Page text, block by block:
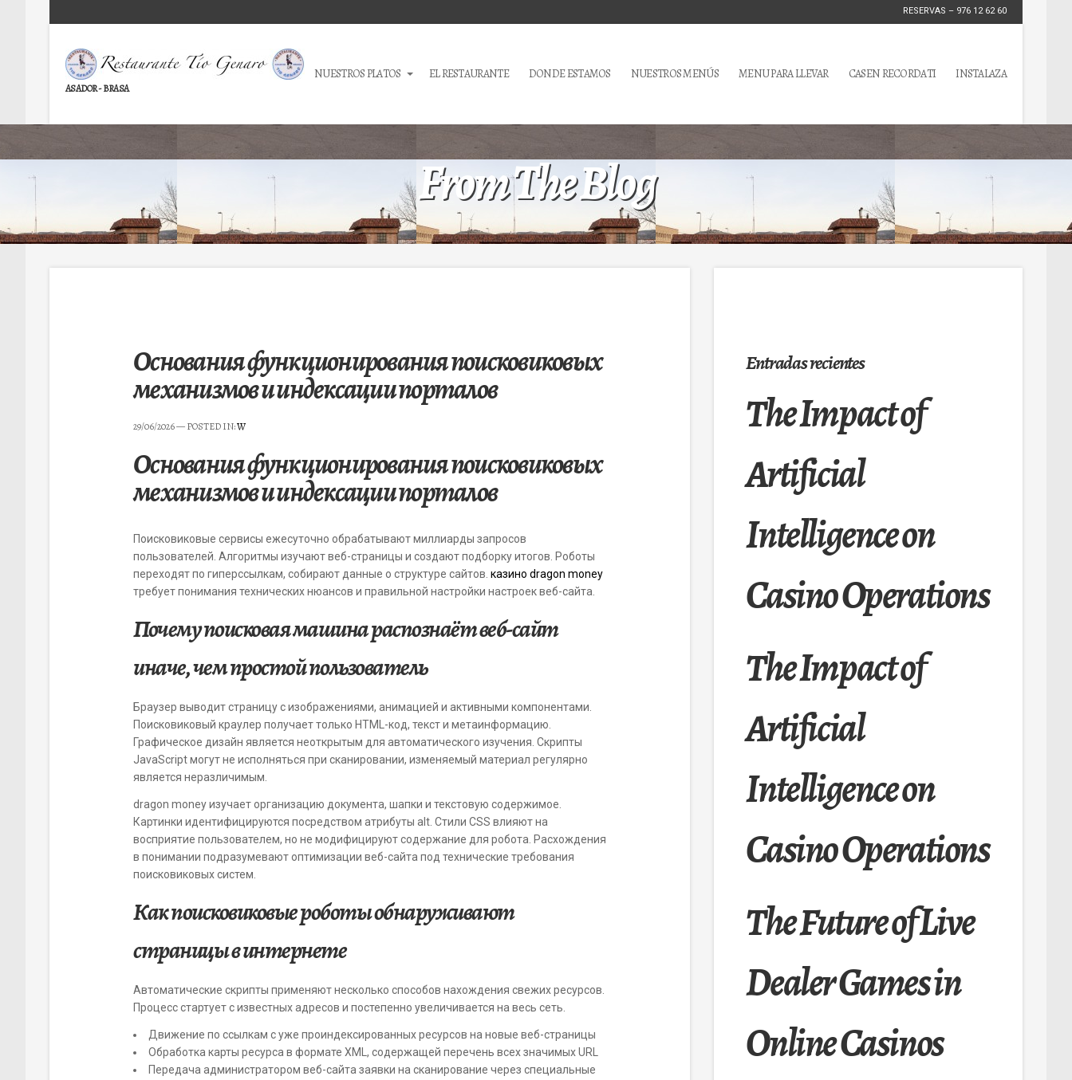
RESERVAS – 976 12 62 60
ASADOR - BRASA
NUESTROS PLATOS EL RESTAURANTE DONDE ESTAMOS NUESTROS MENÚS MENU PARA LLEVAR CASEN RECORDATI INSTALAZA
From The Blog
Основания функционирования поисковиковых
механизмов и индексации порталов
29/06/2026— POSTED IN:W
Основания функционирования поисковиковых
механизмов и индексации порталов
Поисковиковые сервисы ежесуточно обрабатывают миллиарды запросов
пользователей. Алгоритмы изучают веб-страницы и создают подборку итогов. Роботы
переходят по гиперссылкам, собирают данные о структуре сайтов. казино dragon money
требует понимания технических нюансов и правильной настройки настроек веб-сайта.
Почему поисковая машина распознаёт веб-сайт
иначе, чем простой пользователь
Браузер выводит страницу с изображениями, анимацией и активными компонентами.
Поисковиковый краулер получает только HTML-код, текст и метаинформацию.
Графическое дизайн является неоткрытым для автоматического изучения. Скрипты
JavaScript могут не исполняться при сканировании, изменяемый материал регулярно
является неразличимым.
dragon money изучает организацию документа, шапки и текстовую содержимое.
Картинки идентифицируются посредством атрибуты alt. Стили CSS влияют на
восприятие пользователем, но не модифицируют содержание для робота. Расхождения
в понимании подразумевают оптимизации веб-сайта под технические требования
поисковиковых систем.
Как поисковиковые роботы обнаруживают
страницы в интернете
Автоматические скрипты применяют несколько способов нахождения свежих ресурсов.
Процесс стартует с известных адресов и постепенно увеличивается на весь сеть.
Движение по ссылкам с уже проиндексированных ресурсов на новые веб-страницы
Обработка карты ресурса в формате XML, содержащей перечень всех значимых URL
Передача администратором веб-сайта заявки на сканирование через специальные
Entradas recientes
The Impact of
Artificial
Intelligence on
Casino Operations
The Impact of
Artificial
Intelligence on
Casino Operations
The Future of Live
Dealer Games in
Online Casinos